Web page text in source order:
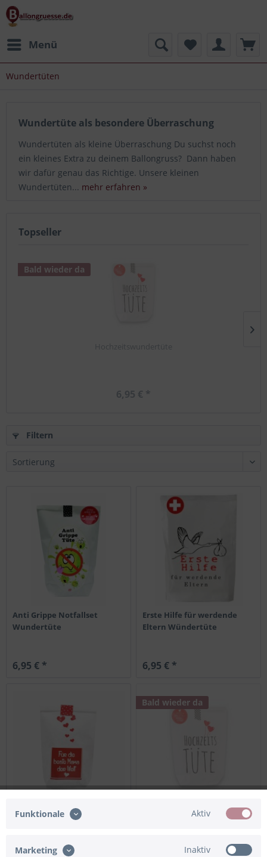
Menü
Wundertüten
Wundertüte als besondere Überraschung
Wundertüten als kleine Überraschung Du suchst noch
ein kleines Extra zu deinem Ballongruss? Dann haben
wir dafür genau das Richtige. Unsere kleinen
Wundertüten... mehr erfahren »
Topseller
Bald wieder da
Hochzeitswundertüte
6,95 € *
Filtern
Anti Grippe Notfallset
Wundertüte
6,95 € *
Erste Hilfe für werdende
Eltern Wündertüte
6,95 € *
Für die beste Mama der Welt
Bald wieder da
Hochzeitswundertüte
Funktionale Aktiv
Marketing Inaktiv